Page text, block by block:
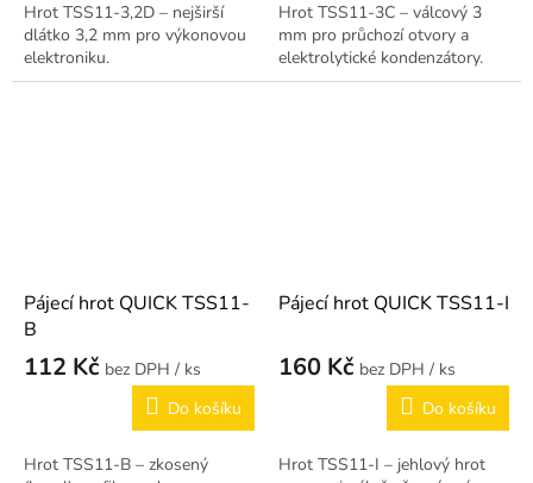
Hrot TSS11-3,2D – nejširší
dlátko 3,2 mm pro výkonovou
elektroniku.
Hrot TSS11-3C – válcový 3
mm pro průchozí otvory a
elektrolytické kondenzátory.
Pájecí hrot QUICK TSS11-
B
112 Kč
/ ks
Do košíku
Hrot TSS11-B – zkosený
Pájecí hrot QUICK TSS11-I
160 Kč
/ ks
Do košíku
Hrot TSS11-I – jehlový hrot